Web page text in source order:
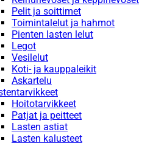
Pelit ja soittimet
Toimintalelut ja hahmot
Pienten lasten lelut
Legot
Vesilelut
Koti- ja kauppaleikit
Askartelu
Hoitotarvikkeet
Patjat ja peitteet
Lasten astiat
Lasten kalusteet